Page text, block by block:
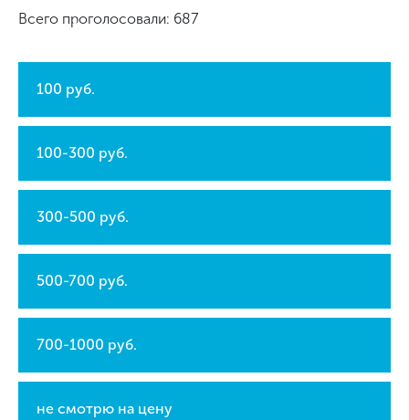
Всего проголосовали: 687
100 руб.
100-300 руб.
300-500 руб.
500-700 руб.
700-1000 руб.
не смотрю на цену